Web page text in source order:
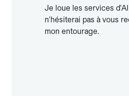
Je loue les services
n'hésiterai pas à vous
mon entourage.